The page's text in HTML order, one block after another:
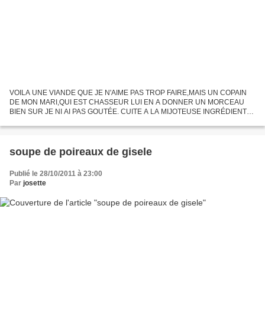
VOILA UNE VIANDE QUE JE N'AIME PAS TROP FAIRE,MAIS UN COPAIN
DE MON MARI,QUI EST CHASSEUR LUI EN A DONNER UN MORCEAU
BIEN SUR JE NI AI PAS GOUTÉE. CUITE A LA MIJOTEUSE INGRÉDIENTS:
GOUSSES D'AIL...
soupe de poireaux de gisele
Publié le 28/10/2011 à 23:00
Par josette